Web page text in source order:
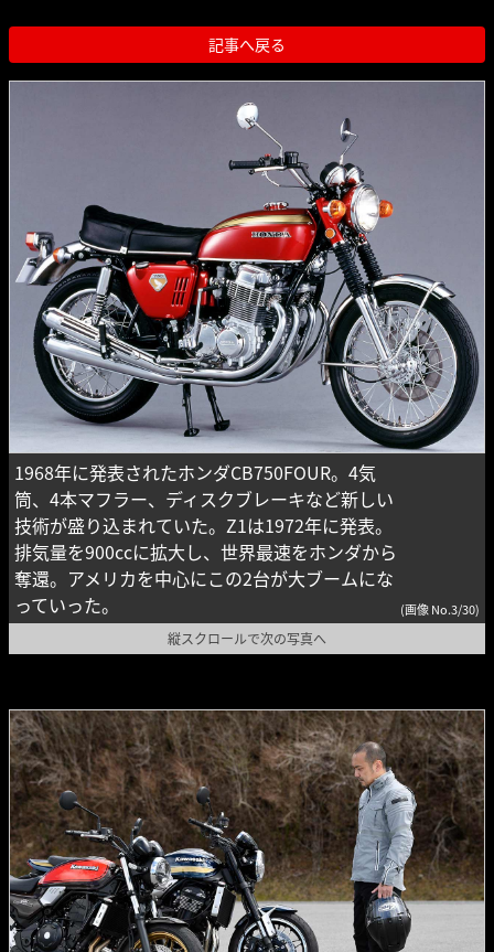
記事へ戻る
1968年に発表されたホンダCB750FOUR。4気
筒、4本マフラー、ディスクブレーキなど新しい
技術が盛り込まれていた。Z1は1972年に発表。
排気量を900ccに拡大し、世界最速をホンダから
奪還。アメリカを中心にこの2台が大ブームにな
っていった。
(画像 No.3/30)
縦スクロールで次の写真へ